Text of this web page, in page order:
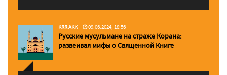
KRR AKK 09.06.2024, 18:56
Русские мусульмане на страже Корана:
pазвеивая мифы о Священной Книге